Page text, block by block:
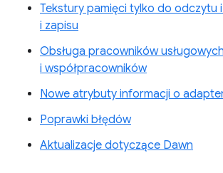
Tekstury pamięci tylko do odczytu
i zapisu
Obsługa pracowników usługowych
i współpracowników
Nowe atrybuty informacji o
Poprawki błędów
Aktualizacje dotyczące Dawn